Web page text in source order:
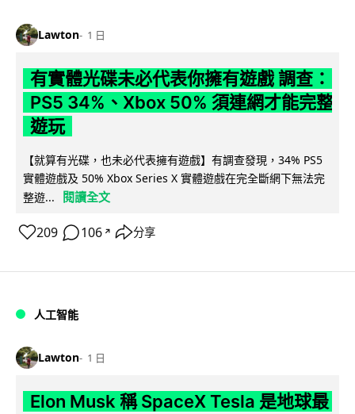
Lawton 1 日
有實體光碟未必代表你擁有遊戲 調查：
PS5 34%、Xbox 50% 須連網才能完整
遊玩
【就算有光碟，也未必代表擁有遊戲】有調查發現，34% PS5
實體遊戲及 50% Xbox Series X 實體遊戲在完全斷網下無法完
整遊...
閱讀全文
209 106 ↗ 分享
人工智能
Lawton 1 日
Elon Musk 稱 SpaceX Tesla 是地球最